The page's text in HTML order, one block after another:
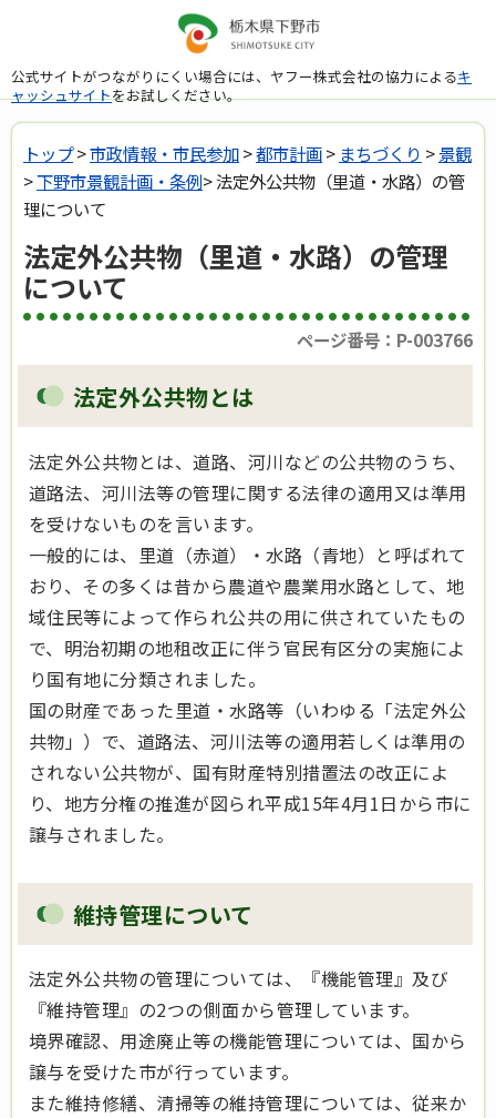
公式サイトがつながりにくい場合には、ヤフー株式会社の協力によるキ
ャッシュサイトをお試しください。
トップ>市政情報・市民参加>都市計画> まちづくり >景観
>下野市景観計画・条例> 法定外公共物（里道・水路）の管
理について
法定外公共物（里道・水路）の管理
について
ページ番号：P-003766
法定外公共物とは
法定外公共物とは、道路、河川などの公共物のうち、
道路法、河川法等の管理に関する法律の適用又は準用
を受けないものを言います。
一般的には、里道（赤道）・水路（青地）と呼ばれて
おり、その多くは昔から農道や農業用水路として、地
域住民等によって作られ公共の用に供されていたもの
で、明治初期の地租改正に伴う官民有区分の実施によ
り国有地に分類されました。
国の財産であった里道・水路等（いわゆる「法定外公
共物」）で、道路法、河川法等の適用若しくは準用の
されない公共物が、国有財産特別措置法の改正によ
り、地方分権の推進が図られ平成15年4月1日から市に
譲与されました。
維持管理について
法定外公共物の管理については、『機能管理』及び
『維持管理』の2つの側面から管理しています。
境界確認、用途廃止等の機能管理については、国から
譲与を受けた市が行っています。
また維持修繕、清掃等の維持管理については、従来か